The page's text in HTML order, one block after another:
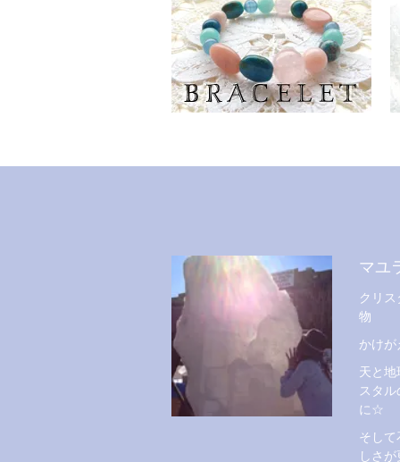
マユ
クリ
物
かけ
天と
スタ
に☆
そし
しさ